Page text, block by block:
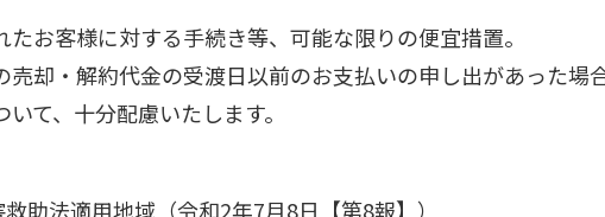
お客様に対する手続き等、可能な限りの便宜措置。
却・解約代金の受渡日以前のお支払いの申し出があった場
て、十分配慮いたします。
助法適用地域（令和2年7月8日【第8報】）